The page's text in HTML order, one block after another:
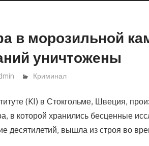
в морозильной
уничтожены
Криминал
(KI) в Стокгольме, Швеция,
в которой хранились бесценные
десятилетий, вышла из строя во